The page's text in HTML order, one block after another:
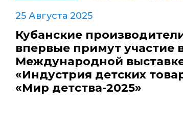
25 Августа 2025
Кубанские
впервые примут участие
Международной
«Индустрия детских
«Мир детства-2025»